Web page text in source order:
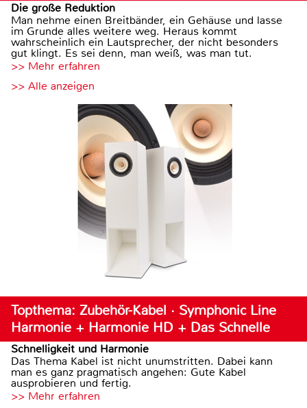
Die große Reduktion
Man nehme einen Breitbänder, ein Gehäuse und lasse
im Grunde alles weitere weg. Heraus kommt
wahrscheinlich ein Lautsprecher, der nicht besonders
gut klingt. Es sei denn, man weiß, was man tut.
>> Mehr erfahren
>> Alle anzeigen
Topthema: Zubehör-Kabel · Symphonic Line
Harmonie + Harmonie HD + Das Schnelle
Schnelligkeit und Harmonie
Das Thema Kabel ist nicht unumstritten. Dabei kann
man es ganz pragmatisch angehen: Gute Kabel
ausprobieren und fertig.
>> Mehr erfahren